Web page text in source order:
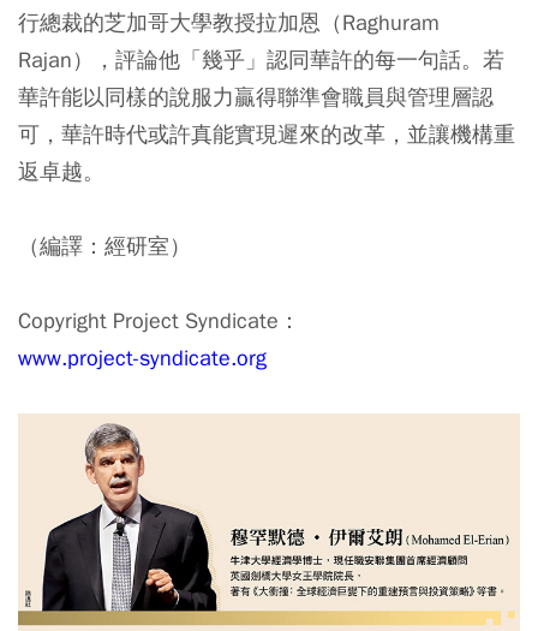
行總裁的芝加哥大學教授拉加恩（Raghuram
Rajan），評論他「幾乎」認同華許的每一句話。若
華許能以同樣的說服力贏得聯準會職員與管理層認
可，華許時代或許真能實現遲來的改革，並讓機構重
返卓越。
（編譯：經研室）
Copyright Project Syndicate：
www.project-syndicate.org